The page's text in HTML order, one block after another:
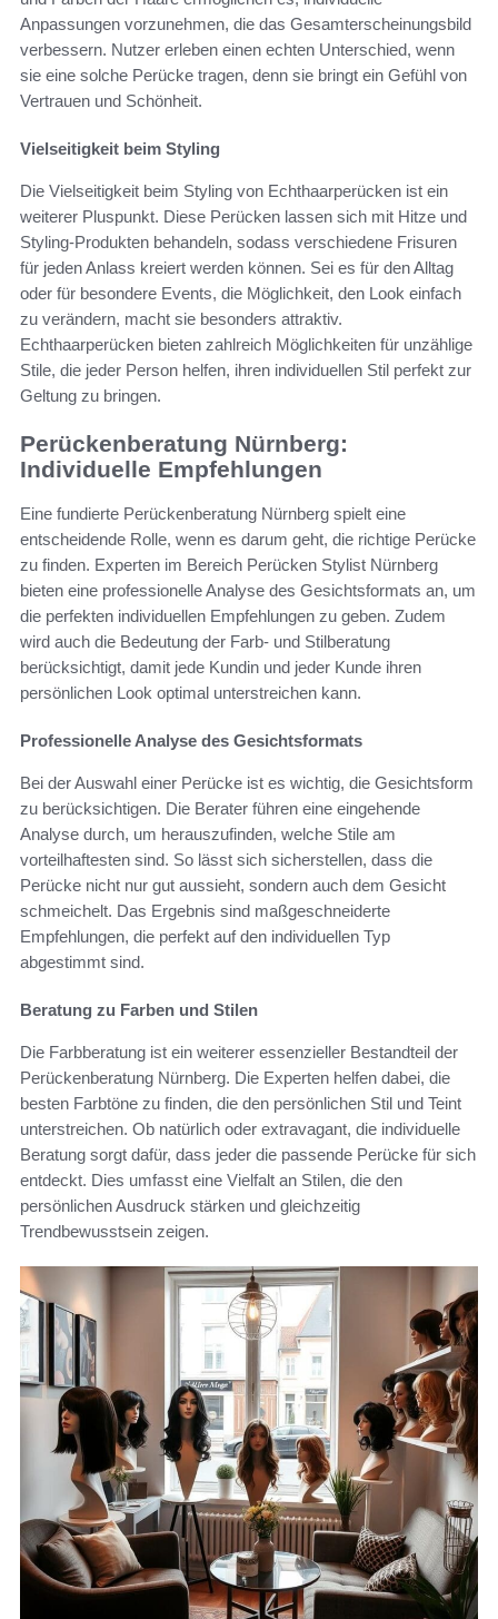
Anpassungen vorzunehmen, die das Gesamterscheinungsbild
verbessern. Nutzer erleben einen echten Unterschied, wenn
sie eine solche Perücke tragen, denn sie bringt ein Gefühl von
Vertrauen und Schönheit.
Vielseitigkeit beim Styling
Die Vielseitigkeit beim Styling von Echthaarperücken ist ein
weiterer Pluspunkt. Diese Perücken lassen sich mit Hitze und
Styling-Produkten behandeln, sodass verschiedene Frisuren
für jeden Anlass kreiert werden können. Sei es für den Alltag
oder für besondere Events, die Möglichkeit, den Look einfach
zu verändern, macht sie besonders attraktiv.
Echthaarperücken bieten zahlreich Möglichkeiten für unzählige
Stile, die jeder Person helfen, ihren individuellen Stil perfekt zur
Geltung zu bringen.
Perückenberatung Nürnberg:
Individuelle Empfehlungen
Eine fundierte Perückenberatung Nürnberg spielt eine
entscheidende Rolle, wenn es darum geht, die richtige Perücke
zu finden. Experten im Bereich Perücken Stylist Nürnberg
bieten eine professionelle Analyse des Gesichtsformats an, um
die perfekten individuellen Empfehlungen zu geben. Zudem
wird auch die Bedeutung der Farb- und Stilberatung
berücksichtigt, damit jede Kundin und jeder Kunde ihren
persönlichen Look optimal unterstreichen kann.
Professionelle Analyse des Gesichtsformats
Bei der Auswahl einer Perücke ist es wichtig, die Gesichtsform
zu berücksichtigen. Die Berater führen eine eingehende
Analyse durch, um herauszufinden, welche Stile am
vorteilhaftesten sind. So lässt sich sicherstellen, dass die
Perücke nicht nur gut aussieht, sondern auch dem Gesicht
schmeichelt. Das Ergebnis sind maßgeschneiderte
Empfehlungen, die perfekt auf den individuellen Typ
abgestimmt sind.
Beratung zu Farben und Stilen
Die Farbberatung ist ein weiterer essenzieller Bestandteil der
Perückenberatung Nürnberg. Die Experten helfen dabei, die
besten Farbtöne zu finden, die den persönlichen Stil und Teint
unterstreichen. Ob natürlich oder extravagant, die individuelle
Beratung sorgt dafür, dass jeder die passende Perücke für sich
entdeckt. Dies umfasst eine Vielfalt an Stilen, die den
persönlichen Ausdruck stärken und gleichzeitig
Trendbewusstsein zeigen.